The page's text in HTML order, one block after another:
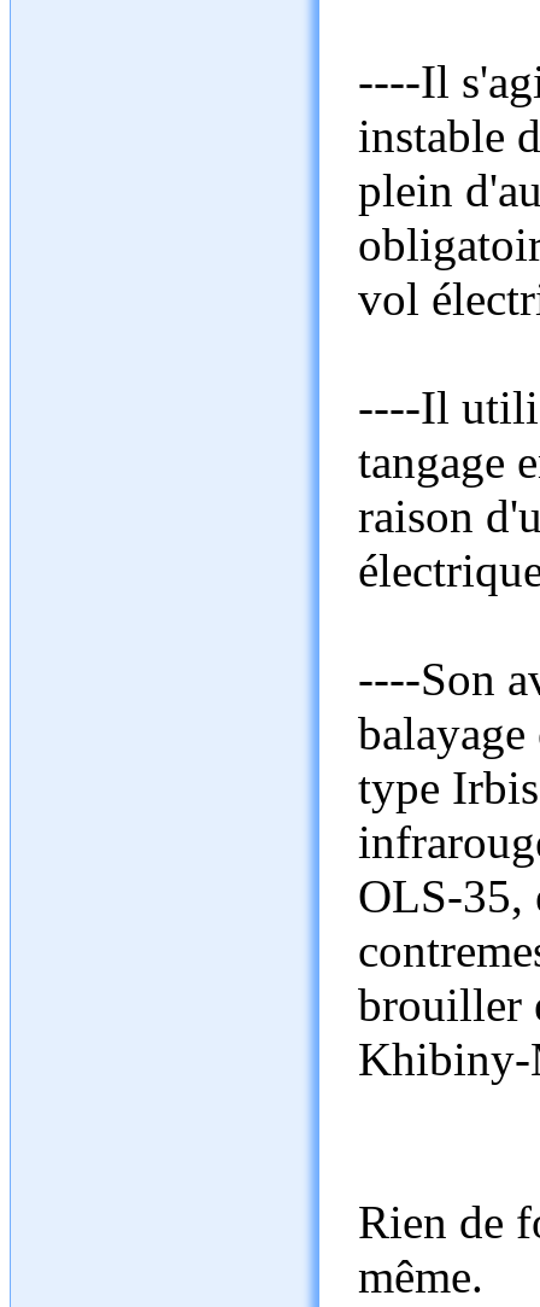
----Il
instable
plein
vol
----Il
tangage
raison
----Son
type
OLS-35,
brouiller
Rien de
même.